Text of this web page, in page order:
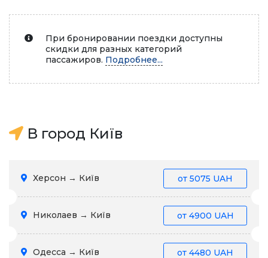
При бронировании поездки доступны
скидки для разных категорий
пассажиров. Подробнее...
В город Київ
Херсон → Київ от 5075 UAH
Николаев → Київ от 4900 UAH
Одесса → Київ от 4480 UAH